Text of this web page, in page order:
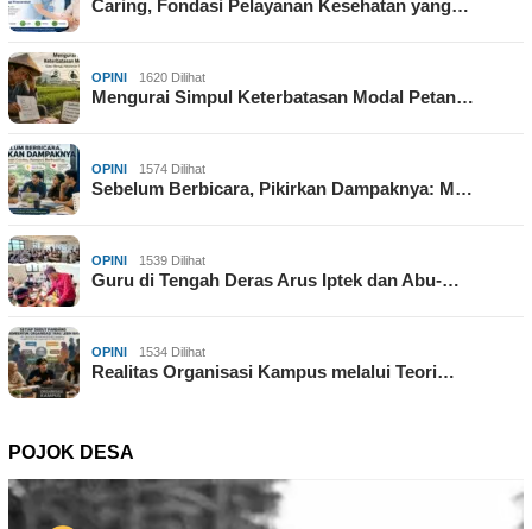
Caring, Fondasi Pelayanan Kesehatan yang…
OPINI 1620 Dilihat
Mengurai Simpul Keterbatasan Modal Petan…
OPINI 1574 Dilihat
Sebelum Berbicara, Pikirkan Dampaknya: M…
OPINI 1539 Dilihat
Guru di Tengah Deras Arus Iptek dan Abu-…
OPINI 1534 Dilihat
Realitas Organisasi Kampus melalui Teori…
POJOK DESA